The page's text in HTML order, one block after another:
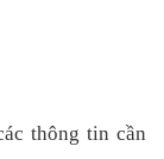
thông tin cần